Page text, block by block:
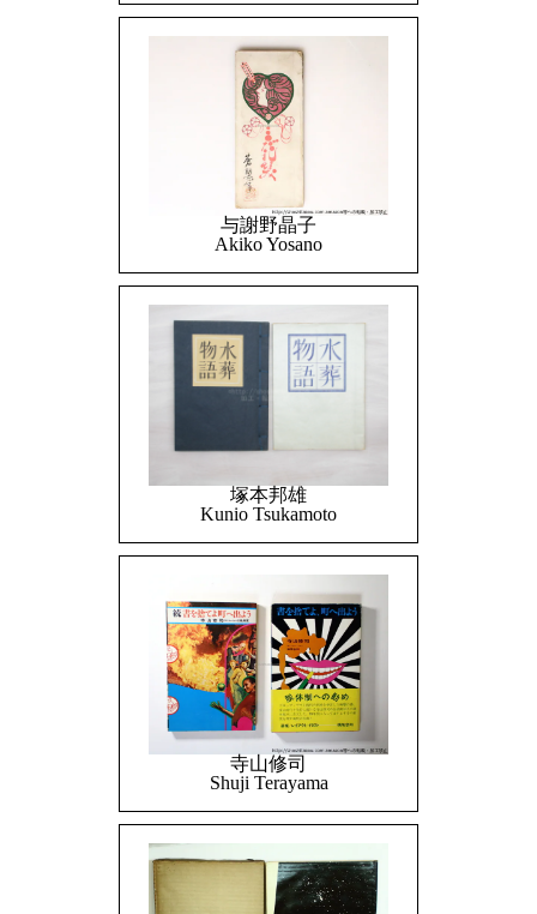
与謝野晶子
Akiko Yosano
塚本邦雄
Kunio Tsukamoto
寺山修司
Shuji Terayama